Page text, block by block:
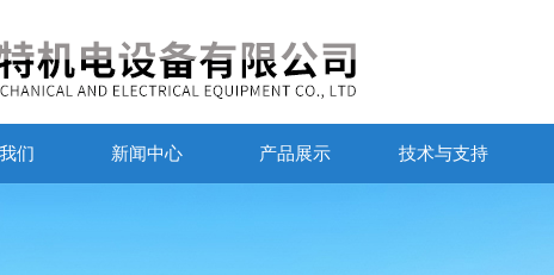
们 新闻中心 产品展示 技术与支持